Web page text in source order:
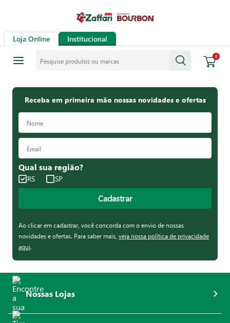
Loja Online Institucional
0
Receba em primeira mão nossas novidades e ofertas
Qual sua região?
RS SP
Cadastrar
Ao clicar em cadastrar, você concorda com o envio de nossas
novidades e ofertas. Para saber mais, veja nossa política de privacidade
aqui.
Nossas Lojas